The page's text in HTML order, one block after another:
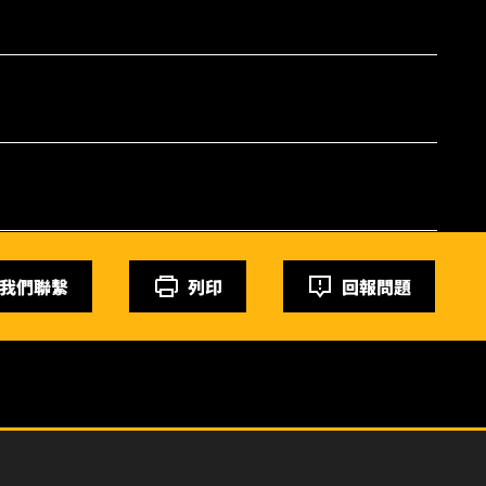
們聯繫 列印 回報問題